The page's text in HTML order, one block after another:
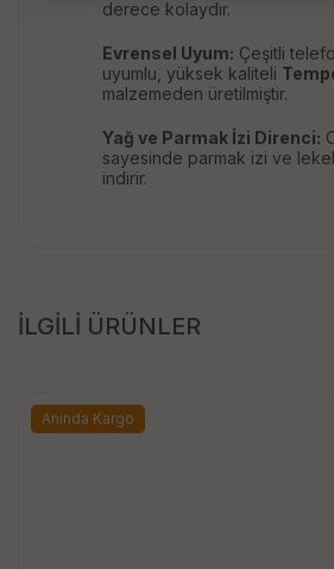
derece kolaydır.
Evrensel Uyum: Çeşitli
uyumlu, yüksek kaliteli
malzemeden üretilmiştir.
Yağ ve Parmak İzi Direnci:
sayesinde parmak izi ve
indirir.
İLGİLİ ÜRÜNLER
Anında Kargo